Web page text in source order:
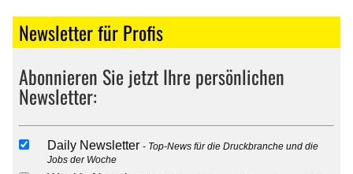
Newsletter für Profis
Abonnieren Sie jetzt Ihre persönlichen
Newsletter:
Daily Newsletter
Top-News für die Druckbranche und die
Jobs der Woche